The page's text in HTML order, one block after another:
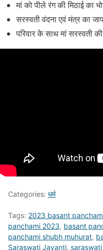
मां को पीले रंग की मिठाई का
सरस्वती वंदना एवं मंत्र का
परिवार के साथ मां सरस्वती
Categories: धर्म
Tags: 2023 basant
panchami 2023, basant
panchami shubh muhurat,
Saraswati Jayanti,